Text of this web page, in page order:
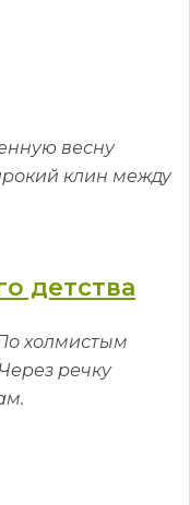
весну
клин между
детства
холмистым
речку